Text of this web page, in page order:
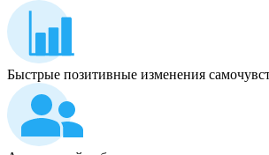
Быстрые позитивные изменения